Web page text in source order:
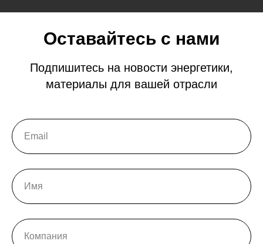
Оставайтесь с нами
Подпишитесь на новости энергетики,
материалы для вашей отрасли